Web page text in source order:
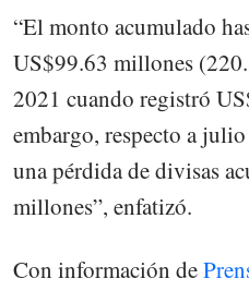
“El monto acumulado
US$99.63 millones
2021 cuando registró
embargo, respecto a
una pérdida de divisas
millones”, enfatizó.
Con información de